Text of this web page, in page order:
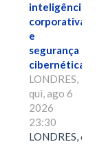
inteligência
corporativa
e
segurança
cibernética
LONDRES,
qui, ago 6
2026
23:30
LONDRES, 6 de